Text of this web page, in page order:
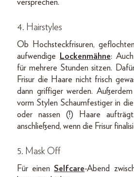
versprechen.
4. Hairstyles
Ob Hochsteckfrisuren,
aufwendige
Lockenmähne:
für mehrere Stunden sitzen.
Frisur die Haare nicht frisch
dann griffiger werden.
vorm Stylen Schaumfestiger in
oder nassen (!) Haare
anschließend, wenn die Frisur
5. Mask Off
Für einenSelfcare-Abend